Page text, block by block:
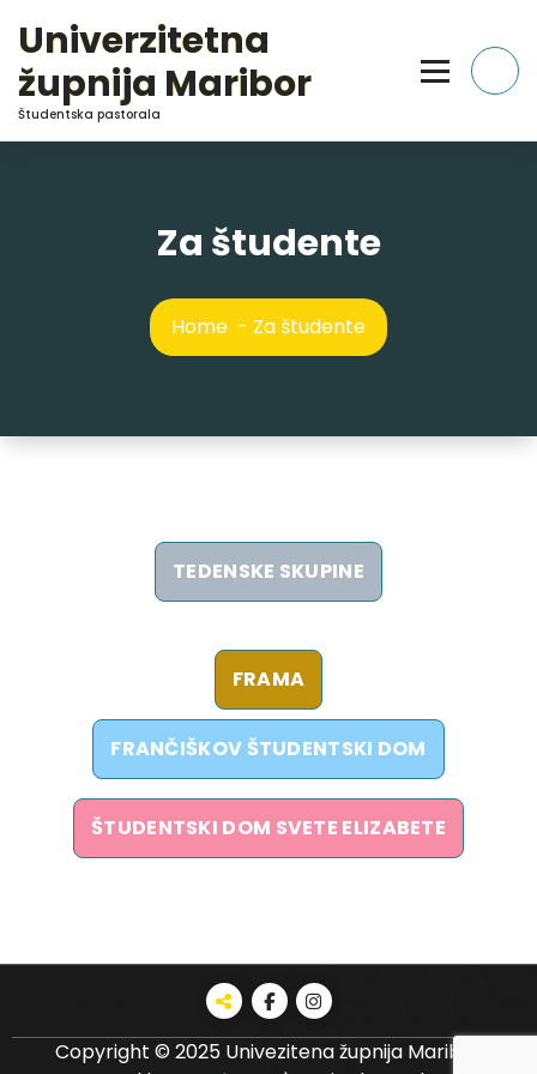
Content
Univerzitetna
župnija Maribor
Študentska pastorala
Za študente
Home - Za študente
TEDENSKE SKUPINE
FRAMA
FRANČIŠKOV ŠTUDENTSKI DOM
ŠTUDENTSKI DOM SVETE ELIZABETE
Copyright © 2025 Univezitena župnija Maribor